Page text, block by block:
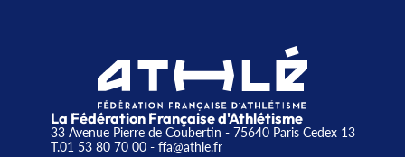
La Fédération Française d'Athlétisme
33 Avenue Pierre de Coubertin - 75640 Paris Cedex 13
T.01 53 80 70 00- ffa@athle.fr